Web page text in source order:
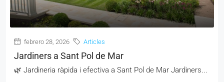
febrero 28, 2026 Articles
Jardiners a Sant Pol de Mar
🌿 Jardineria ràpida i efectiva a Sant Pol de Mar Jardiners...